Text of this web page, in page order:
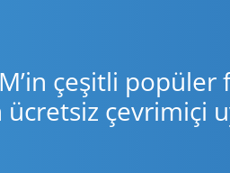
çeşitli popüler
çevrimiçi